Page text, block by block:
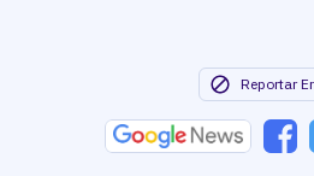
Reportar